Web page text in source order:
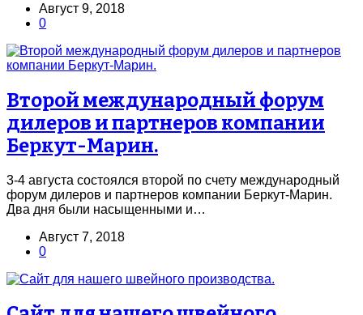
Август 9, 2018
0
Второй международный форум
дилеров и партнеров компании
Беркут-Марин.
3-4 августа состоялся второй по счету международный
форум дилеров и партнеров компании Беркут-Марин.
Два дня были насыщенными и…
Август 7, 2018
0